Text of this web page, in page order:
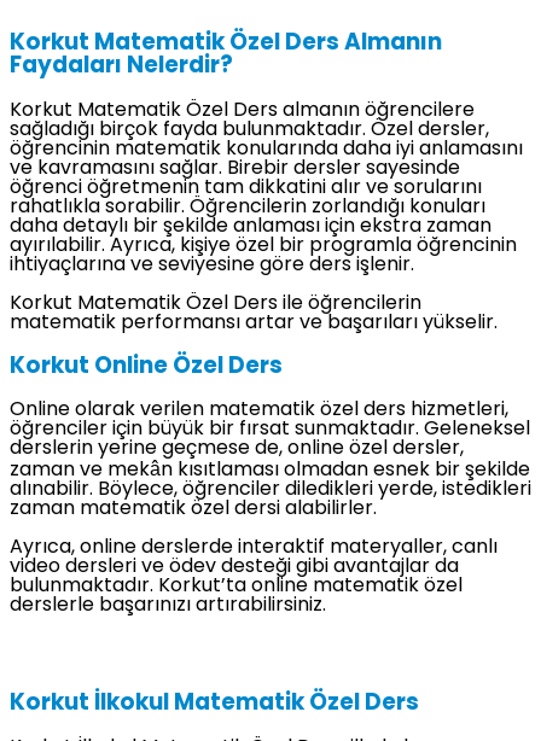
Korkut Matematik Özel Ders Almanın
Faydaları Nelerdir?
Korkut Matematik Özel Ders almanın öğrencilere
sağladığı birçok fayda bulunmaktadır. Özel dersler,
öğrencinin matematik konularında daha iyi anlamasını
ve kavramasını sağlar. Birebir dersler sayesinde
öğrenci öğretmenin tam dikkatini alır ve sorularını
rahatlıkla sorabilir. Öğrencilerin zorlandığı konuları
daha detaylı bir şekilde anlaması için ekstra zaman
ayırılabilir. Ayrıca, kişiye özel bir programla öğrencinin
ihtiyaçlarına ve seviyesine göre ders işlenir.
Korkut Matematik Özel Ders ile öğrencilerin
matematik performansı artar ve başarıları yükselir.
Korkut Online Özel Ders
Online olarak verilen matematik özel ders hizmetleri,
öğrenciler için büyük bir fırsat sunmaktadır. Geleneksel
derslerin yerine geçmese de, online özel dersler,
zaman ve mekân kısıtlaması olmadan esnek bir şekilde
alınabilir. Böylece, öğrenciler diledikleri yerde, istedikleri
zaman matematik özel dersi alabilirler.
Ayrıca, online derslerde interaktif materyaller, canlı
video dersleri ve ödev desteği gibi avantajlar da
bulunmaktadır. Korkut’ta online matematik özel
derslerle başarınızı artırabilirsiniz.
Korkut İlkokul Matematik Özel Ders